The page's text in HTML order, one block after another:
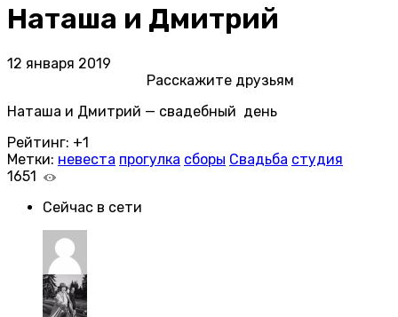
Наташа и Дмитрий
12 января 2019
Расскажите друзьям
Наташа и Дмитрий — свадебный день
Рейтинг: +1
Метки: невеста прогулка сборы Свадьба студия
1651
Сейчас в сети